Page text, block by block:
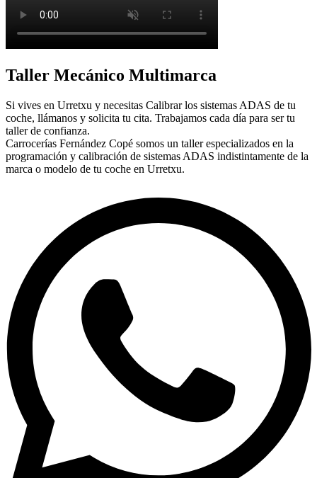
Taller Mecánico Multimarca
Si vives en Urretxu y necesitas Calibrar los sistemas ADAS de tu
coche, llámanos y solicita tu cita. Trabajamos cada día para ser tu
taller de confianza.
Carrocerías Fernández Copé somos un taller especializados en la
programación y calibración de sistemas ADAS indistintamente de la
marca o modelo de tu coche en Urretxu.